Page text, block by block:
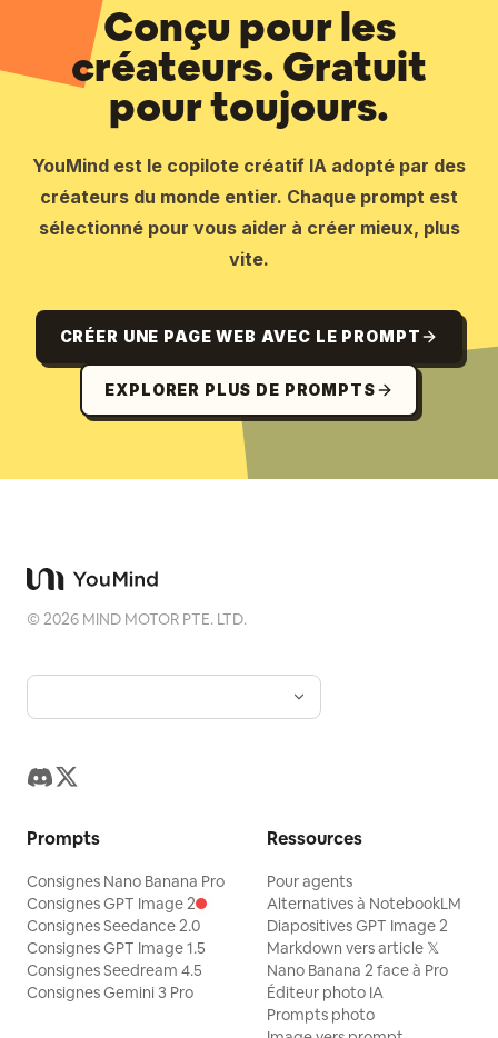
Conçu pour les
créateurs. Gratuit
pour toujours.
YouMind est le copilote créatif IA adopté par des
créateurs du monde entier. Chaque prompt est
sélectionné pour vous aider à créer mieux, plus
vite.
CRÉER UNE PAGE WEB AVEC LE PROMPT
EXPLORER PLUS DE PROMPTS
©2026 MIND MOTOR PTE. LTD.
Prompts
Consignes Nano Banana Pro
Consignes GPT Image 2
Consignes Seedance 2.0
Consignes GPT Image 1.5
Consignes Seedream 4.5
Consignes Gemini 3 Pro
Ressources
Pour agents
Alternatives à NotebookLM
Diapositives GPT Image 2
Markdown vers article 𝕏
Nano Banana 2 face à Pro
Éditeur photo IA
Prompts photo